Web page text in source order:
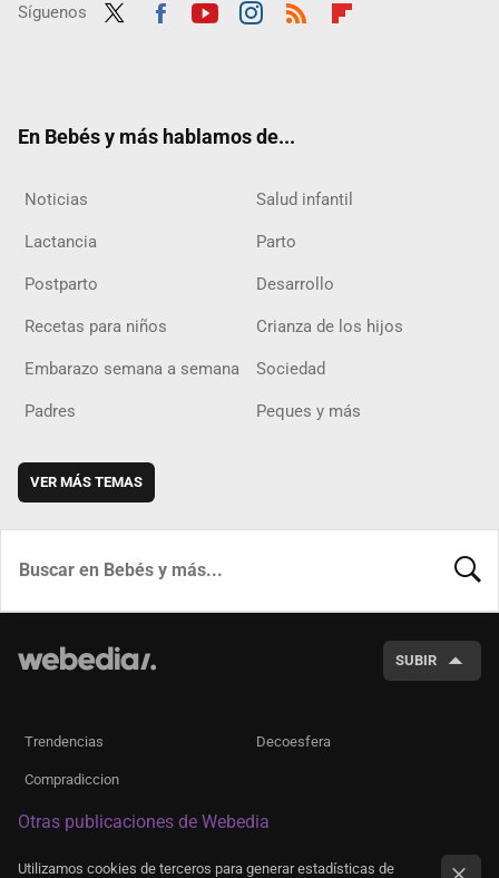
Síguenos
En Bebés y más hablamos de...
Noticias Salud infantil
Lactancia Parto
Postparto Desarrollo
Recetas para niños Crianza de los hijos
Embarazo semana a semana Sociedad
Padres Peques y más
VER MÁS TEMAS
SUBIR
Trendencias Decoesfera
Compradiccion
Otras publicaciones de Webedia
Utilizamos cookies de terceros para generar estadísticas de